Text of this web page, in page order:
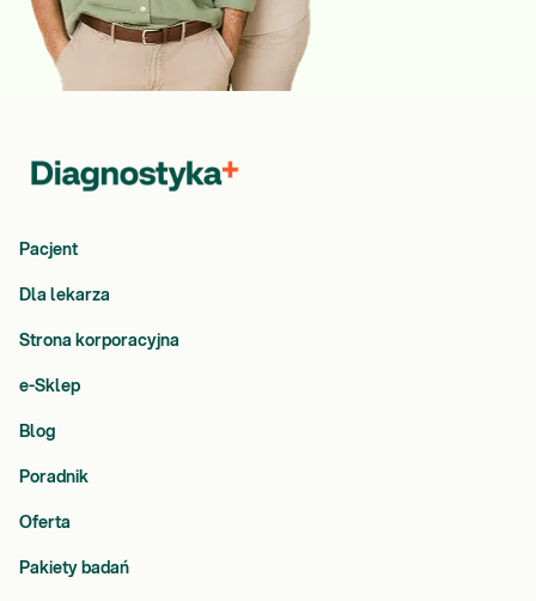
Pacjent
Dla lekarza
Strona korporacyjna
e-Sklep
Blog
Poradnik
Oferta
Pakiety badań